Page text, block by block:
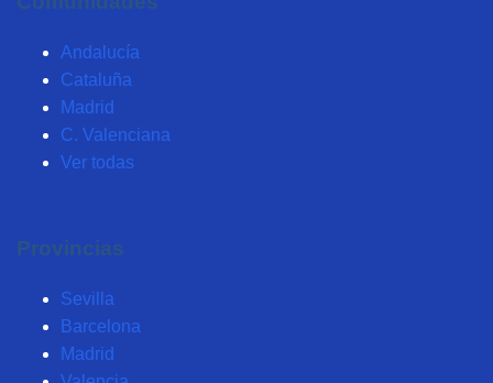
Andalucía
Cataluña
Madrid
C. Valenciana
Ver todas
Provincias
Sevilla
Barcelona
Madrid